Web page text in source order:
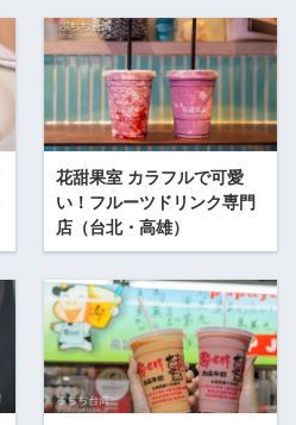
花甜果室 カラフルで可愛
い！フルーツドリンク専門
店（台北・高雄）